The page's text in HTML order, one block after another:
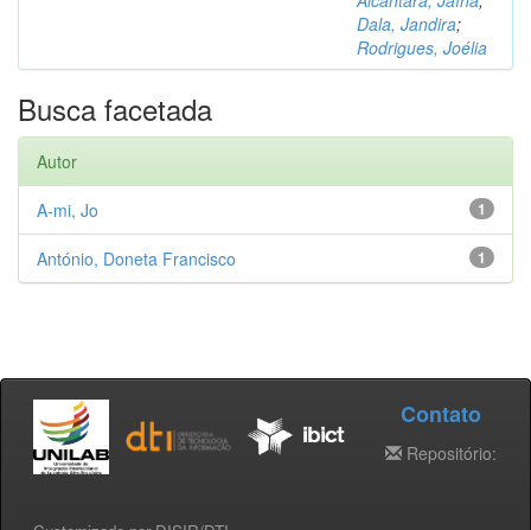
Dala, Jandira;
Rodrigues, Joélia
Busca facetada
Autor
1
A-mi, Jo
1
António, Doneta Francisco
Contato
Repositório: